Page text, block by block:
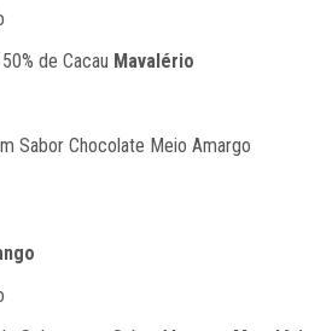
de Cacau Mavalério
Sabor Chocolate Meio Amargo